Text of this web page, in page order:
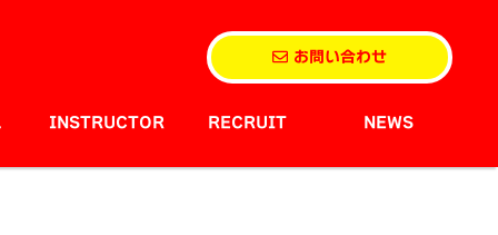
お問い合わせ
INSTRUCTOR RECRUIT NEWS